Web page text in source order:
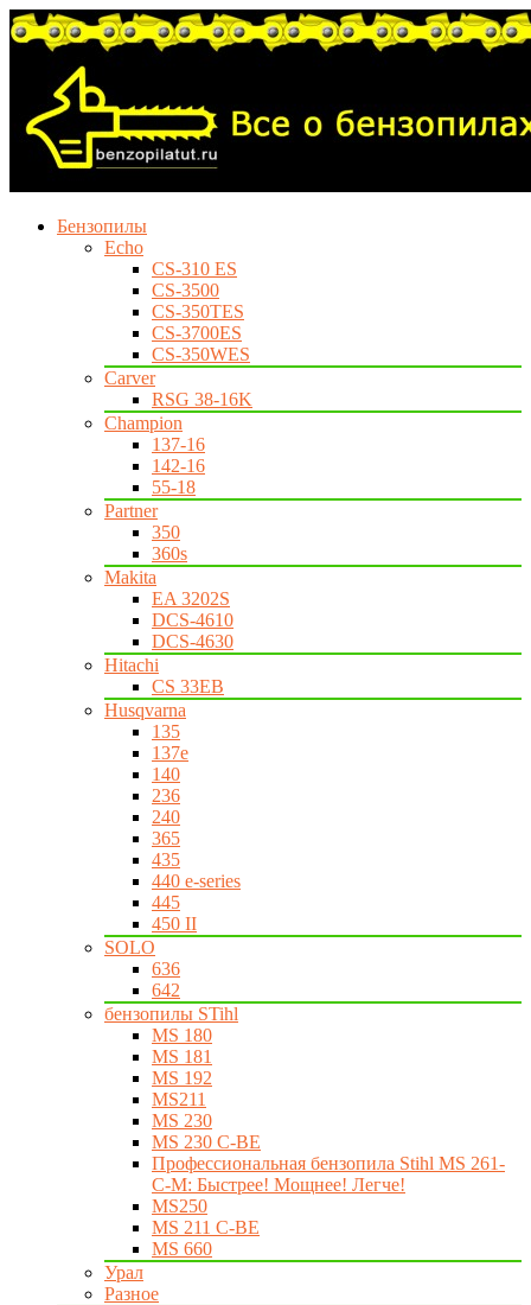
Бензопилы
Echo
CS-310 ES
CS-3500
CS-350TES
CS-3700ES
CS-350WES
Carver
RSG 38-16K
Champion
137-16
142-16
55-18
Partner
350
360s
Makita
EA 3202S
DCS-4610
DCS-4630
Hitachi
CS 33EB
Husqvarna
135
137e
140
236
240
365
435
440 e-series
445
450 II
SOLO
636
642
бензопилы STihl
MS 180
MS 181
MS 192
MS211
MS 230
MS 230 C-BE
Профессиональная бензопила Stihl MS 261-
C-M: Быстрее! Мощнее! Легче!
MS250
MS 211 C-BE
MS 660
Урал
Разное